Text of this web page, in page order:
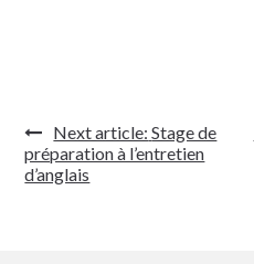
de
l’article
Next article: Stage de
préparation à l’entretien
d’anglais